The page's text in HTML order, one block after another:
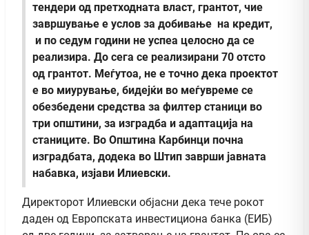
тендери од претходната власт, грантот, чие
завршување е услов за добивање на кредит,
и по седум години не успеа целосно да се
реализира. До сега се реализирани 70 отсто
од грантот. Меѓутоа, не е точно дека проектот
е во миурување, бидејќи во меѓувреме се
обезбедени средства за филтер станици во
три општини, за изградба и адаптација на
станиците. Во Општина Карбинци почна
изградбата, додека во Штип заврши јавната
набавка, изјави Илиевски.
Директорот Илиевски објасни дека тече рокот
даден од Европската инвестициона банка (ЕИБ)